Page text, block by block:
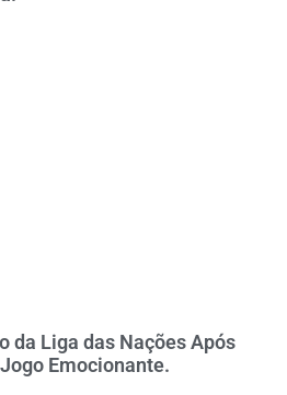
da Liga das Nações Após
Emocionante.